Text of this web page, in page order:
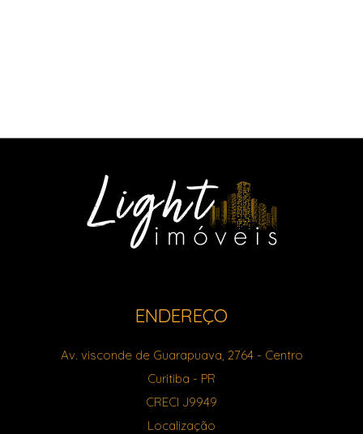
ENDEREÇO
Av. visconde de Guarapuava, 2764- Centro
Curitiba - PR
CRECI J9949
Localização